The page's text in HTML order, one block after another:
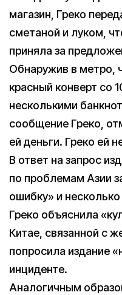
магазин, Греко
сметаной и луком,
приняла за
Обнаружив в метро,
красный конверт со
несколькими
сообщение Греко,
ей деньги. Греко ей
В ответ на запрос
по проблемам Азии
ошибку» и
Греко объяснила
Китае, связанной с
попросила издание
инциденте.
Аналогичным